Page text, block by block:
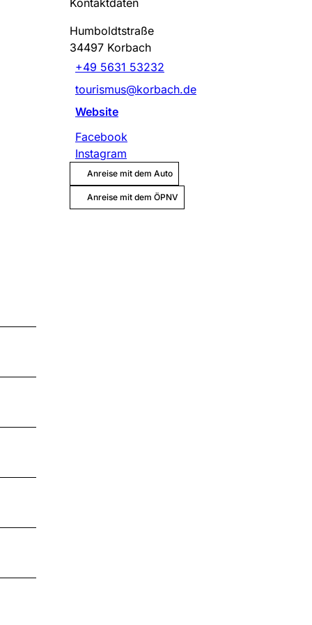
Humboldtstraße
34497 Korbach
+49 5631 53232
tourismus@korbach.de
Website
Facebook
Instagram
Anreise mit dem Auto
Anreise mit dem ÖPNV